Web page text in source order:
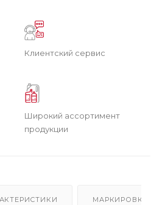
Клиентский сервис
Широкий ассортимент
продукции
МАРКИРОВКА